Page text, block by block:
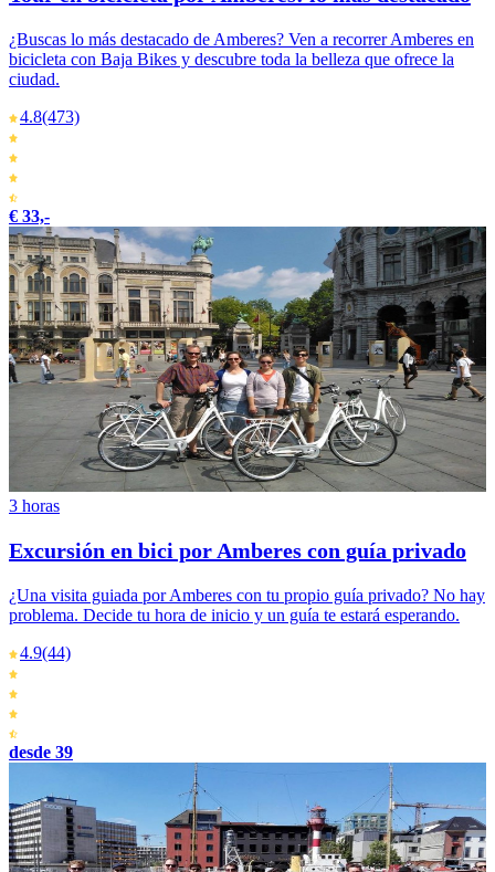
¿Buscas lo más destacado de Amberes? Ven a recorrer Amberes en
bicicleta con Baja Bikes y descubre toda la belleza que ofrece la
ciudad.
4.8(473)
€ 33,-
3 horas
Excursión en bici por Amberes con guía privado
¿Una visita guiada por Amberes con tu propio guía privado? No hay
problema. Decide tu hora de inicio y un guía te estará esperando.
4.9(44)
desde 39